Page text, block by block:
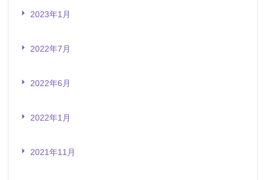
2023年1月
2022年7月
2022年6月
2022年1月
2021年11月